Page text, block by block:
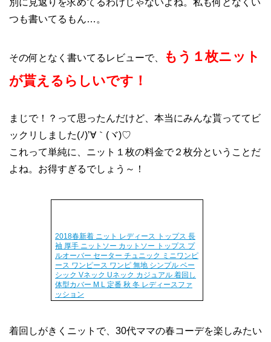
別に見返りを求めてるわけじゃないよね。私も何となくい
つも書いてるもん…。
その何となく書いてるレビューで、
もう１枚ニット
が貰えるらしいです！
まじで！？って思ったんだけど、本当にみんな貰っててビ
ックリしました(ﾉ)’∀｀(ヾ)♡
これって単純に、ニット１枚の料金で２枚分ということだ
よね。お得すぎるでしょう～！
2018春新着 ニット レディース トップス 長
袖 厚手 ニットソー カットソー トップス プ
ルオーバー セーター チュニック ミニワンピ
ース ワンピース ワンピ 無地 シンプル ベー
シック Vネック Uネック カジュアル 着回し
体型カバー M L 定番 秋 冬 レディースファ
ッション
着回しがきくニットで、30代ママの春コーデを楽しみたい